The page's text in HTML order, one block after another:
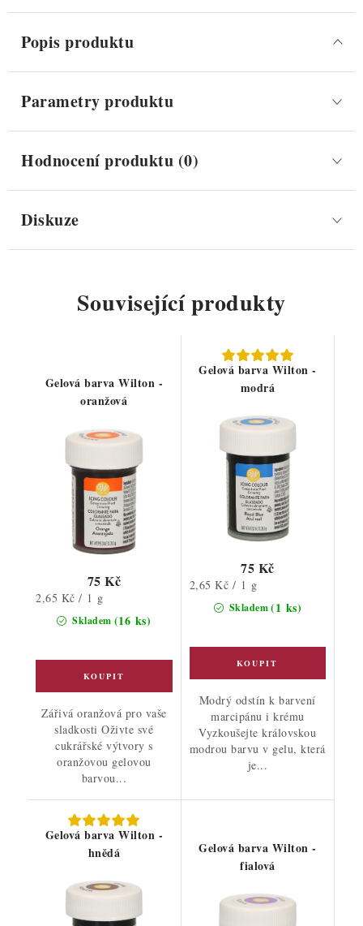
Popis produktu
Parametry produktu
Hodnocení produktu (0)
Diskuze
Související produkty
Gelová barva Wilton -
oranžová
Skladem (16 ks)
75 Kč
Měrná
cena:
2,65 Kč / 1 g
Zářivá oranžová pro vaše
sladkosti Oživte své
cukrářské výtvory s
oranžovou gelovou
barvou...
Gelová barva Wilton -
modrá
Skladem(1 ks)
75 Kč
Měrná
2,65 Kč / 1 g
Modrý odstín k barvení
marcipánu i krému
Vyzkoušejte královskou
modrou barvu v gelu, která
je...
Gelová barva Wilton -
hnědá
Gelová barva Wilton -
fialová